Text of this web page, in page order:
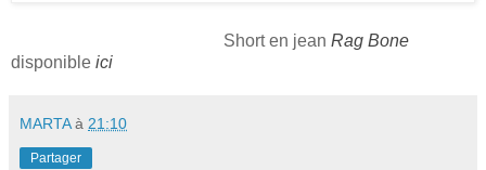
Short en jean Rag Bone
disponible ici
MARTA à 21:10
Partager